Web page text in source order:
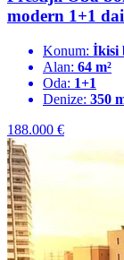
modern 1+1
Konum: İkisi
Alan: 64 m²
Oda: 1+1
Denize: 350
188.000 €